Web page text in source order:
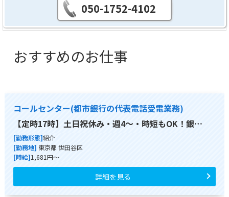
050-1752-4102
おすすめのお仕事
コールセンター(都市銀行の代表電話受電業務)
【定時17時】土日祝休み・週4～・時短もOK！銀…
[勤務形態]紹介
[勤務地] 東京都 世田谷区
[時給]1,681円～
詳細を見る